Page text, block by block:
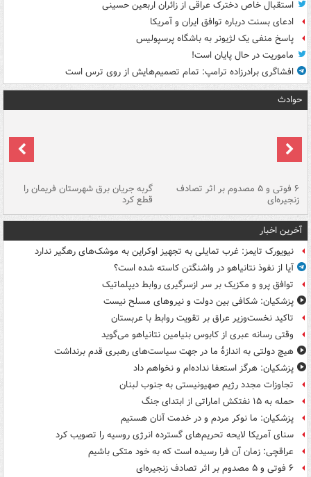
استقبال خاص دخترک عراقی از زائران اربعین حسینی
ادعای بسنت درباره توافق ایران و آمریکا
پاسخ منفی یک لژیونر به باشگاه پرسپولیس
ماموریت در حال پایان است!
افشاگری برادرزاده ترامپ: تمام تصمیم‌هایش از روی ترس است
حوادث
۶ فوتی و ۵ مصدوم بر اثر تصادف
زنجیره‌ای
گربه جریان برق شهرستان فریمان را
قطع کرد
آخرین اخبار
نیویورک تایمز: غرب تمایلی به تجهیز اوکراین به موشک‌های رهگیر ندارد
آیا از نفوذ نتانیاهو در واشنگتن کاسته شده است؟
توافق پرو و مکزیک بر سر ازسرگیری روابط دیپلماتیک
پزشکیان: شکافی بین دولت و نیروهای مسلح نیست
تاکید نخست‌وزیر عراق بر تقویت روابط با عربستان
وقتی رسانه عبری از کابوس بنیامین نتانیاهو می‌گوید
هیچ دولتی به اندازۀ ما در جهت سیاست‌های رهبری قدم برنداشت
پزشکیان: هرگز استعفا نداده‌ام و نخواهم داد
تجاوزات مجدد رژیم صهیونیستی به جنوب لبنان
حمله به ۱۵ نفتکش‌ اماراتی از ابتدای جنگ
پزشکیان: ما نوکر مردم و در خدمت آنان هستیم
سنای آمریکا لایحه تحریم‌های گسترده انرژی روسیه را تصویب کرد
عراقچی: زمان آن فرا رسیده است که به خود متکی باشیم
۶ فوتی و ۵ مصدوم بر اثر تصادف زنجیره‌ای